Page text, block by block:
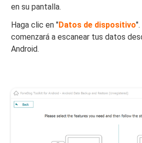
en su pantalla.
Haga clic en "Datos de dispositivo
comenzará a escanear tus datos
Android.